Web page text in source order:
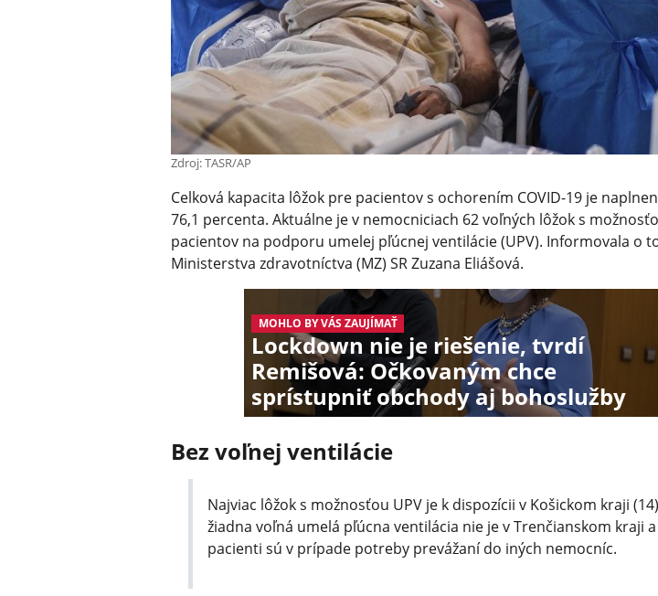
Zdroj: TASR/AP
Celková kapacita lôžok pre pacientov s ochorením COVID-19 je
76,1 percenta. Aktuálne je v nemocniciach 62 voľných lôžok s
pacientov na podporu umelej pľúcnej ventilácie (UPV). Informovala o
Ministerstva zdravotníctva (MZ) SR Zuzana Eliášová.
MOHLO BY VÁS ZAUJÍMAŤ
Lockdown nie je riešenie, tvrdí
Remišová: Očkovaným chce
sprístupniť obchody aj bohoslužby
Bez voľnej ventilácie
Najviac lôžok s možnosťou UPV je k dispozícii v Košickom kraji
žiadna voľná umelá pľúcna ventilácia nie je v Trenčianskom kraji
pacienti sú v prípade potreby prevážaní do iných nemocníc.